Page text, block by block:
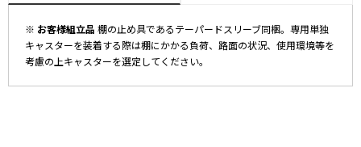
※ お客様組立品 棚の止め具であるテーパードスリーブ同梱。専用単独
キャスターを装着する際は棚にかかる負荷、路面の状況、使用環境等を
考慮の上キャスターを選定してください。